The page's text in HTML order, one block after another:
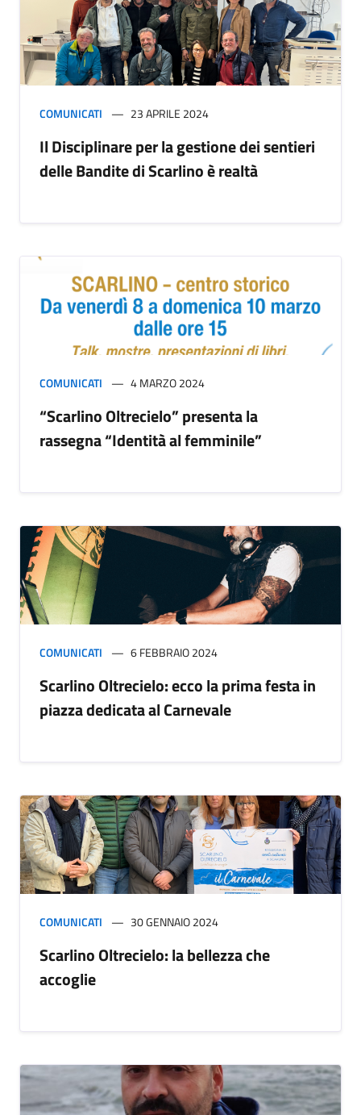
COMUNICATI 23 APRILE 2024
Il Disciplinare per la gestione dei sentieri
delle Bandite di Scarlino è realtà
COMUNICATI 4 MARZO 2024
“Scarlino Oltrecielo” presenta la
rassegna “Identità al femminile”
COMUNICATI 6 FEBBRAIO 2024
Scarlino Oltrecielo: ecco la prima festa in
piazza dedicata al Carnevale
COMUNICATI 30 GENNAIO 2024
Scarlino Oltrecielo: la bellezza che
accoglie